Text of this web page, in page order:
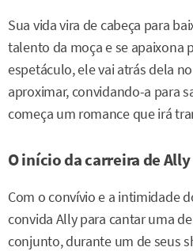
Sua vida vira de cabeça para
talento da moça e se apaixona
espetáculo, ele vai atrás dela
aproximar, convidando-a para
começa um romance que irá
O início da carreira de Ally
Com o convívio e a intimidade
convida Ally para cantar uma
conjunto, durante um de seus